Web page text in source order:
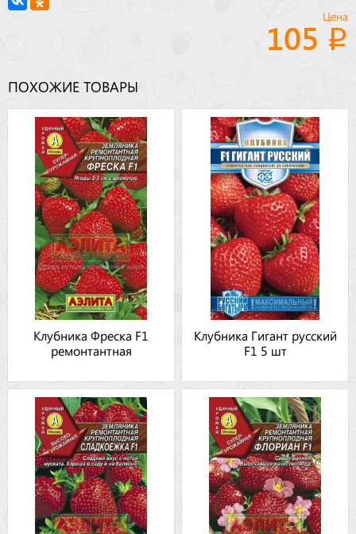
Цена
105
ПОХОЖИЕ ТОВАРЫ
Клубника Фреска F1
ремонтантная
Клубника Гигант русский
F1 5 шт